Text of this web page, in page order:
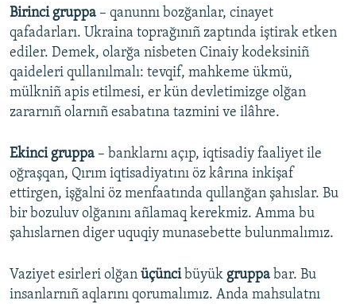
Birinci gruppa – qanunnı bozğanlar, cinayet
qafadarları. Ukraina toprağınıñ zaptında iştirak etken
ediler. Demek, olarğa nisbeten Cinaiy kodeksiniñ
qaideleri qullanılmalı: tevqif, mahkeme ükmü,
mülkniñ apis etilmesi, er kün devletimizge olğan
zararnıñ olarnıñ esabatına tazmini ve ilâhre.
Ekinci gruppa – banklarnı açıp, iqtisadiy faaliyet ile
oğraşqan, Qırım iqtisadiyatını öz kârına inkişaf
ettirgen, işğalni öz menfaatında qullanğan şahıslar. Bu
bir bozuluv olğanını añlamaq kerekmiz. Amma bu
şahıslarnen diger uquqiy munasebette bulunmalımız.
Vaziyet esirleri olğan üçüncibüyük gruppa bar. Bu
insanlarnıñ aqlarını qorumalımız. Anda mahsulatnı